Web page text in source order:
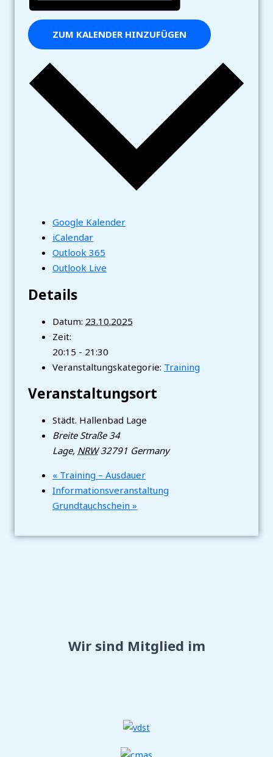
ZUM KALENDER HINZUFÜGEN
Google Kalender
iCalendar
Outlook 365
Outlook Live
Details
Datum: 23.10.2025
Zeit:
20:15 - 21:30
Veranstaltungskategorie: Training
Veranstaltungsort
Städt. Hallenbad Lage
Breite Straße 34
Lage, NRW 32791 Germany
« Training – Ausdauer
Informationsveranstaltung
Grundtauchschein »
Wir sind Mitglied im